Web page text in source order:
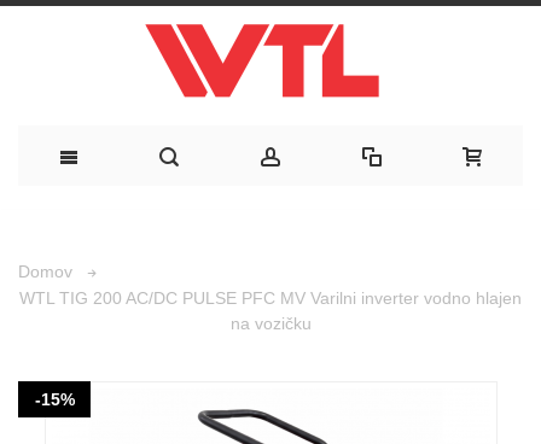
Domov
WTL TIG 200 AC/DC PULSE PFC MV Varilni inverter vodno hlajen
na vozičku
-15%